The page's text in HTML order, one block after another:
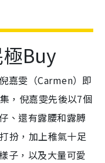
Buy
嘉雯（Carmen）即
，倪嘉雯先後以7個
、還有露腰和露膊
扮，加上稚氣十足
子，以及大量可愛